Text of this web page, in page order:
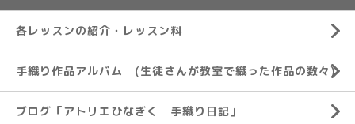
各レッスンの紹介・レッスン料
手織り作品アルバム (生徒さんが教室で織った作品の数々)
ブログ「アトリエひなぎく 手織り日記」